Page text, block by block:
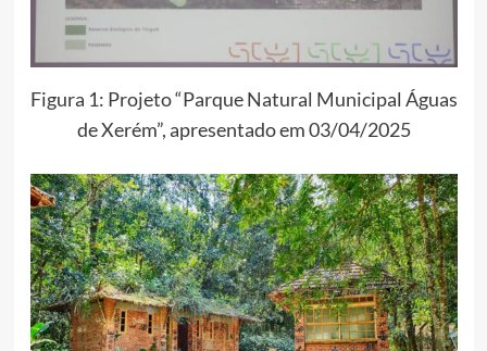
Figura 1: Projeto “Parque Natural Municipal Águas
de Xerém”, apresentado em 03/04/2025